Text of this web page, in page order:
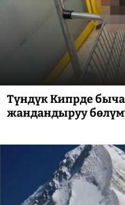
Түндүк Кипрде
жандандыруу